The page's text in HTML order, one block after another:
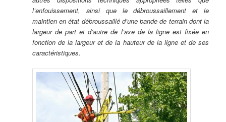
l’enfouissement, ainsi que le débroussaillement et le
maintien en état débroussaillé d’une bande de terrain dont la
largeur de part et d’autre de l’axe de la ligne est fixée en
fonction de la largeur et de la hauteur de la ligne et de ses
caractéristiques.